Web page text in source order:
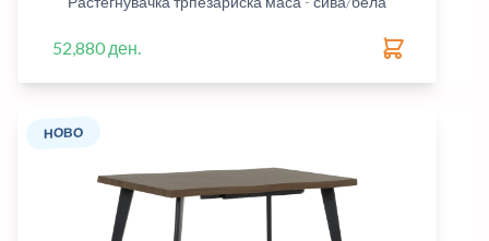
52,880 ден.
НОВО